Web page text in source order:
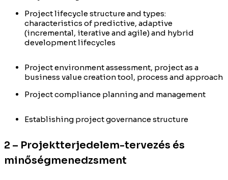
Project lifecycle structure and types:
characteristics of predictive, adaptive
(incremental, iterative and agile) and hybrid
development lifecycles
Project environment assessment, project as a
business value creation tool, process and approach
Project compliance planning and management
Establishing project governance structure
2 – Projektterjedelem-tervezés és
minőségmenedzsment